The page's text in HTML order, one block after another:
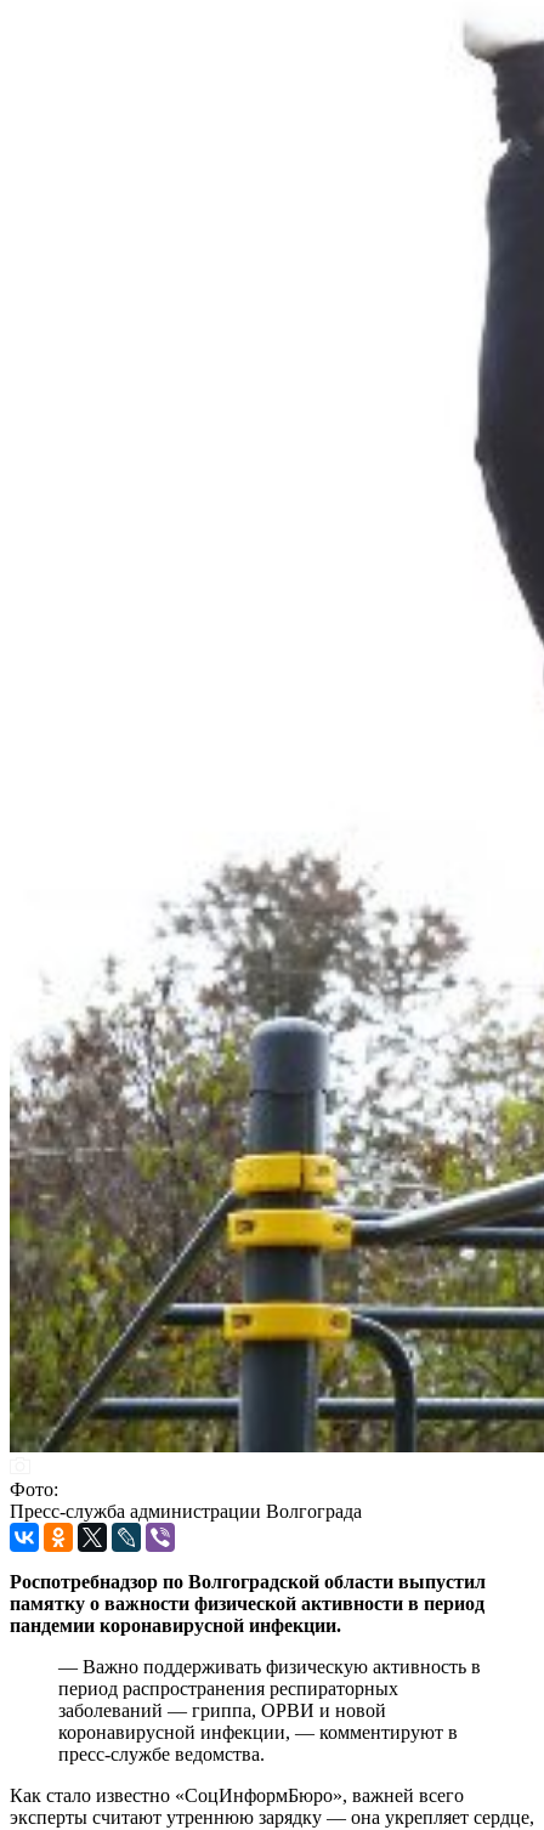
Фото:
Пресс-служба администрации Волгограда
Роспотребнадзор по Волгоградской области выпустил
памятку о важности физической активности в период
пандемии коронавирусной инфекции.
— Важно поддерживать физическую активность в
период распространения респираторных
заболеваний — гриппа, ОРВИ и новой
коронавирусной инфекции, — комментируют в
пресс-службе ведомства.
Как стало известно «СоцИнформБюро», важней всего
эксперты считают утреннюю зарядку — она укрепляет сердце,